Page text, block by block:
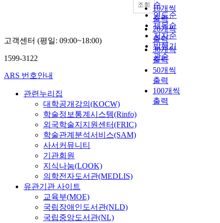
순
연도순
제목순
저자순
발행기
관순
10개씩
출력
20개씩
출력
30개씩
출력
50개씩
출력
100개씩
출력
조회
고객센터 (평일: 09:00~18:00)
1599-3122
ARS 번호안내
관련누리집
대학공개강의(KOCW)
학술정보통계시스템(Rinfo)
외국학술지지원센터(FRIC)
학술관계분석서비스(SAM)
사서커뮤니티
기관회원
지식나눔(LOOK)
의학전자도서관(MEDLIS)
유관기관 사이트
교육부(MOE)
국립장애인도서관(NLD)
국립중앙도서관(NL)